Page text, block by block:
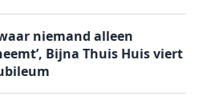
niemand alleen
Bijna Thuis Huis viert